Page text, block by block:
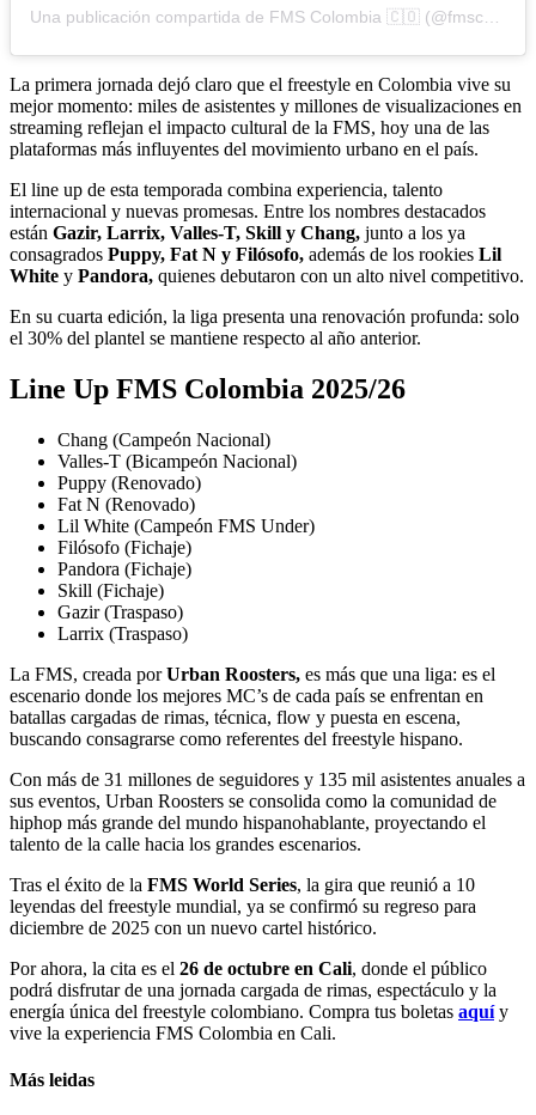
La primera jornada dejó claro que el freestyle en Colombia vive su
mejor momento: miles de asistentes y millones de visualizaciones en
streaming reflejan el impacto cultural de la FMS, hoy una de las
plataformas más influyentes del movimiento urbano en el país.
El line up de esta temporada combina experiencia, talento
internacional y nuevas promesas. Entre los nombres destacados
están Gazir, Larrix, Valles-T, Skill y Chang, junto a los ya
consagrados Puppy, Fat N y Filósofo, además de los rookies Lil
White y Pandora, quienes debutaron con un alto nivel competitivo.
En su cuarta edición, la liga presenta una renovación profunda: solo
el 30% del plantel se mantiene respecto al año anterior.
Line Up FMS Colombia 2025/26
Chang (Campeón Nacional)
Valles-T (Bicampeón Nacional)
Puppy (Renovado)
Fat N (Renovado)
Lil White (Campeón FMS Under)
Filósofo (Fichaje)
Pandora (Fichaje)
Skill (Fichaje)
Gazir (Traspaso)
Larrix (Traspaso)
La FMS, creada porUrban Roosters, es más que una liga: es el
escenario donde los mejores MC’s de cada país se enfrentan en
batallas cargadas de rimas, técnica, flow y puesta en escena,
buscando consagrarse como referentes del freestyle hispano.
Con más de 31 millones de seguidores y 135 mil asistentes anuales a
sus eventos, Urban Roosters se consolida como la comunidad de
hiphop más grande del mundo hispanohablante, proyectando el
talento de la calle hacia los grandes escenarios.
Tras el éxito de la FMS World Series, la gira que reunió a 10
leyendas del freestyle mundial, ya se confirmó su regreso para
diciembre de 2025 con un nuevo cartel histórico.
Por ahora, la cita es el 26 de octubre en Cali, donde el público
podrá disfrutar de una jornada cargada de rimas, espectáculo y la
energía única del freestyle colombiano. Compra tus boletas aquí y
vive la experiencia FMS Colombia en Cali.
Más leidas